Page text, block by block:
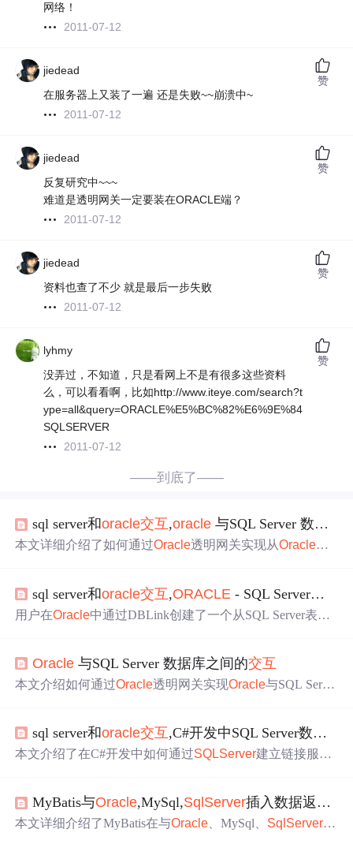
网络！
2011-07-12
jiedead
在服务器上又装了一遍 还是失败~~崩溃中~
2011-07-12
赞
jiedead
反复研究中~~~
难道是透明网关一定要装在ORACLE端？
2011-07-12
赞
jiedead
资料也查了不少 就是最后一步失败
2011-07-12
赞
lyhmy
没弄过，不知道，只是看网上不是有很多这些资料
么，可以看看啊，比如http://www.iteye.com/search?t
ype=all&query=ORACLE%E5%BC%82%E6%9E%84
SQLSERVER
2011-07-12
赞
——到底了——
sql server和oracle交互,oracle 与SQL Server 数据库之间的
本文详细介绍了如何通过Oracle透明网关实现从Oracle数
着，配置网关的inittg4msql.ora文件和 Oracle服务器的listene
r.ora文件，确保监听器能够接收SQLServer的消息。最
sql server和oracle交互,ORACLE - SQL Server交互
用户在Oracle中通过DBLink创建了一个从SQL Server表中
acle中被映射为 DATE，该用户需要保持DATETIME格式
的精度。讨论涉及Oracle和SQL Server之间的数据类型转
Oracle 与SQL Server 数据库之间的交互
本文介绍如何通过Oracle透明网关实现Oracle与SQL Serve
的方法。
sql server和oracle交互,C#开发中SQL Server数据库与
本文介绍了在C#开发中如何通过SQLServer建立链接服务
器、创建同义词，从而实现对Oracle接口表的增删改查操
作，避免在每个客户端安装Oracle客户端，简化部署过
MyBatis与Oracle,MySql,SqlServer插入数据返回主键方式
本文详细介绍了MyBatis在与Oracle 、MySql、 SqlServer数